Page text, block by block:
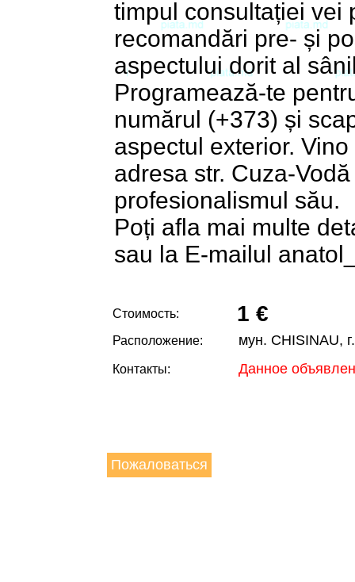
timpul consultației vei
recomandări pre- și
aspectului dorit al
Programează-te
numărul (+373) și
aspectul exterior.
adresa str. Cuza-
profesionalismul său.
Poți afla mai multe
sau la E-mailul
Стоимость: 1 €
Расположение: мун. CHISINAU,
Контакты: Данное
Пожаловаться